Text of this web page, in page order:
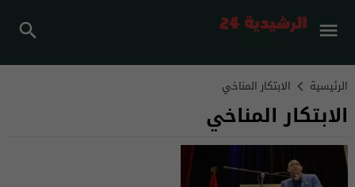
الرئيسية الابتكار المناخي
الابتكار المناخي